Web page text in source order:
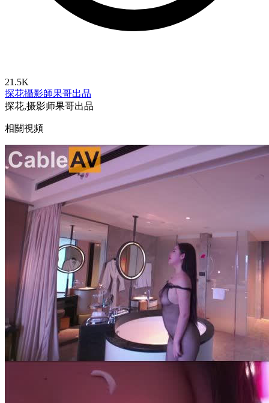
21.5K
探花攝影師果哥出品
探花,摄影师果哥出品
相關視頻